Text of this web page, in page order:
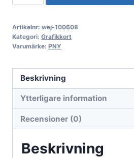
PNY
RTX
PRO
Blackwell
16GB
Smallbox
(VCNRTXPRO2000-
SB)
mängd
Artikelnr: wej-100608
Kategori: Grafikkort
Varumärke: PNY
Beskrivning
Ytterligare information
Recensioner (0)
Beskrivning